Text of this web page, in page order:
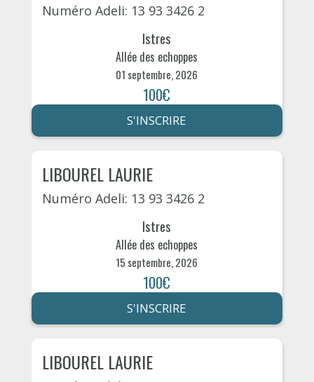
Numéro Adeli: 13 93 3426 2
Istres
Allée des echoppes
01 septembre, 2026
100€
S'INSCRIRE
LIBOUREL LAURIE
Numéro Adeli: 13 93 3426 2
Istres
Allée des echoppes
15 septembre, 2026
100€
S'INSCRIRE
LIBOUREL LAURIE